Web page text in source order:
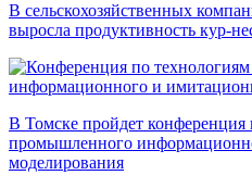
В сельскохозяйственных
выросла продуктивность кур-
В Томске пройдет конференция
промышленного
моделирования